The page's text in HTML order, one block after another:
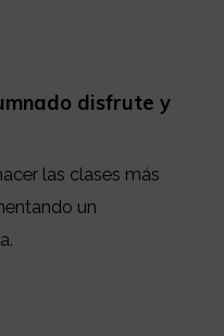
disfrute y
las clases más
un